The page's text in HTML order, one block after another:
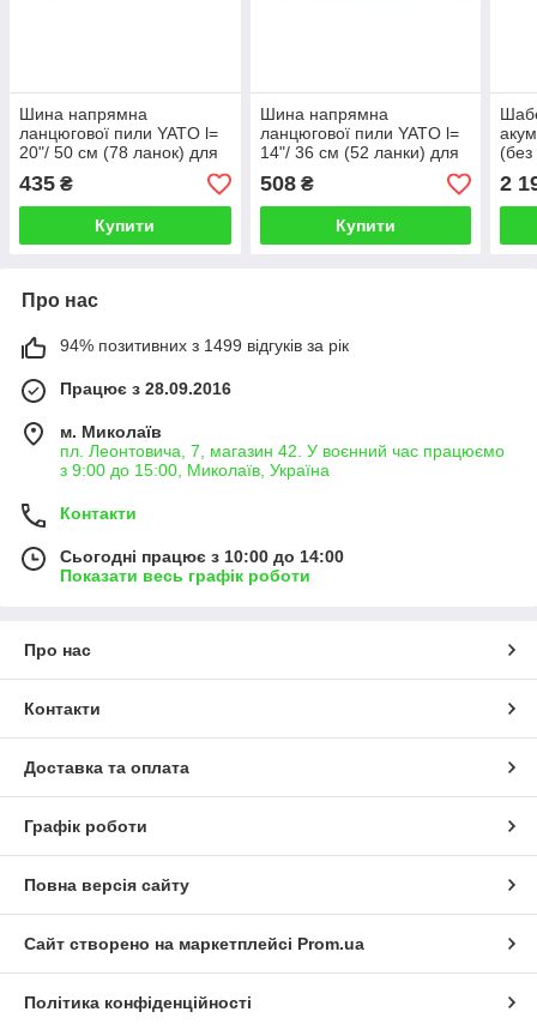
Шина напрямна
ланцюгової пили YATO l=
20"/ 50 см (78 ланок) для
Оригінал!
435 ₴
Купити
Шина напрямна
ланцюгової пили YATO l=
14"/ 36 см (52 ланки) для
Оригінал!
508₴
Купити
2
Про нас
94% позитивних з 1499 відгуків за рік
Працює з 28.09.2016
м. Миколаїв
пл. Леонтовича, 7, магазин 42. У воєнний час працюємо
з 9:00 до 15:00, Миколаїв, Україна
Контакти
Сьогодні працює з 10:00 до 14:00
Показати весь графік роботи
Про нас
Контакти
Доставка та оплата
Графік роботи
Повна версія сайту
Сайт створено на маркетплейсі Prom.ua
Політика конфіденційності